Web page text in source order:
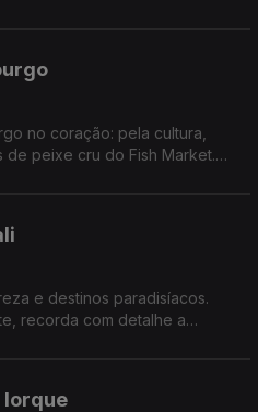
no coração: pela cultura,
peixe cru do Fish Market.
e destinos paradisíacos.
recorda com detalhe a
Iorque